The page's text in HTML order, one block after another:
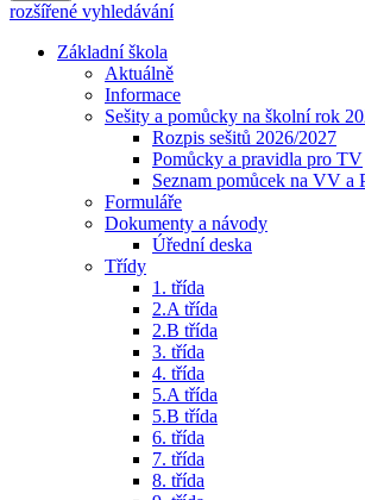
rozšířené vyhledávání
Základní škola
Aktuálně
Informace
Sešity a pomůcky na školní rok
Rozpis sešitů 2026/2027
Pomůcky a pravidla pro TV
Seznam pomůcek na VV a
Formuláře
Dokumenty a návody
Úřední deska
Třídy
1. třída
2.A třída
2.B třída
3. třída
4. třída
5.A třída
5.B třída
6. třída
7. třída
8. třída